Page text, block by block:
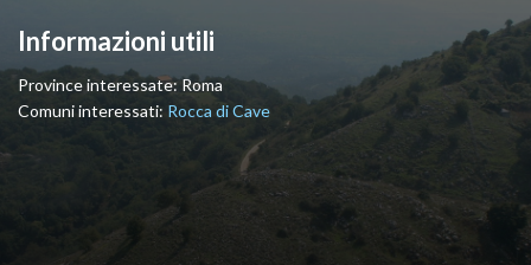
Informazioni utili
Province interessate: Roma
Comuni interessati: Rocca di Cave